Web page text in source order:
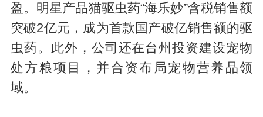
盈。明星产品猫驱虫药“海乐妙”含税销售额
突破2亿元，成为首款国产破亿销售额的驱
虫药。此外，公司还在台州投资建设宠物
处方粮项目，并合资布局宠物营养品领
域。